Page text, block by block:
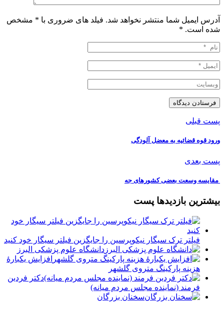
آدرس ایمیل شما منتشر نخواهد شد. فیلد های ضروری با * مشخص
شده است. *
پست قبلی
ورود قوه قضائیه به معضل آلودگی
پست بعدی
️ مقایسه وسعت بعضی کشورهای جه
بیشترین بازدیدها پست
فیلتر ترک سیگار نیکوپرسین را جایگزین فیلتر سیگار خود کنید
دانشگاه علوم پزشکی البرز
افزایش یکبارۀ
هزینه پارکینگ متروی گلشهر
دكتر فردين
فرمند (نماينده مجلس مردم میانه)
سخنان بزرگان